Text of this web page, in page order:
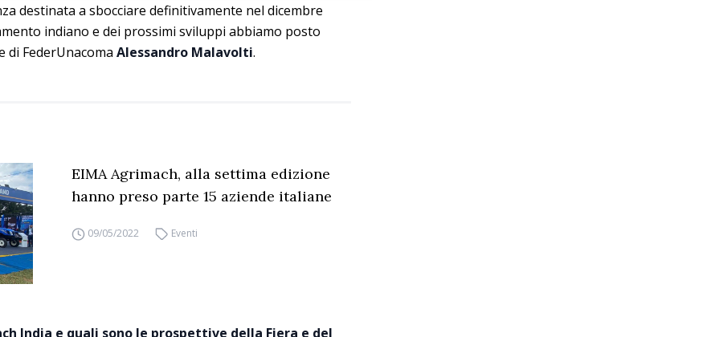
destinata a sbocciare definitivamente nel dicembre
indiano e dei prossimi sviluppi abbiamo posto
di FederUnacoma Alessandro Malavolti.
EIMA Agrimach, alla settima edizione
hanno preso parte 15 aziende italiane
09/05/2022 Eventi
India e quali sono le prospettive della Fiera e del